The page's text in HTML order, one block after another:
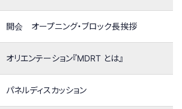
開会 オープニング・ブロック長挨拶
オリエンテーション『MDRT とは』
パネルディスカッション